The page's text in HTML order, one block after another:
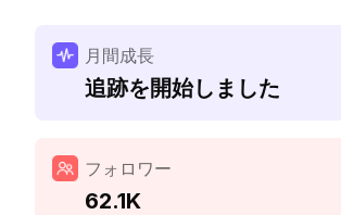
月間成長
追跡を開始しました
フォロワー
62.1K